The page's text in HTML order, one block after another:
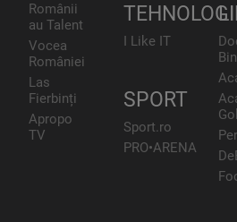
Românii
au Talent
Vocea
României
Las
Fierbinți
Apropo
TV
I Like IT
SPORT
Sport.ro
PRO•ARENA